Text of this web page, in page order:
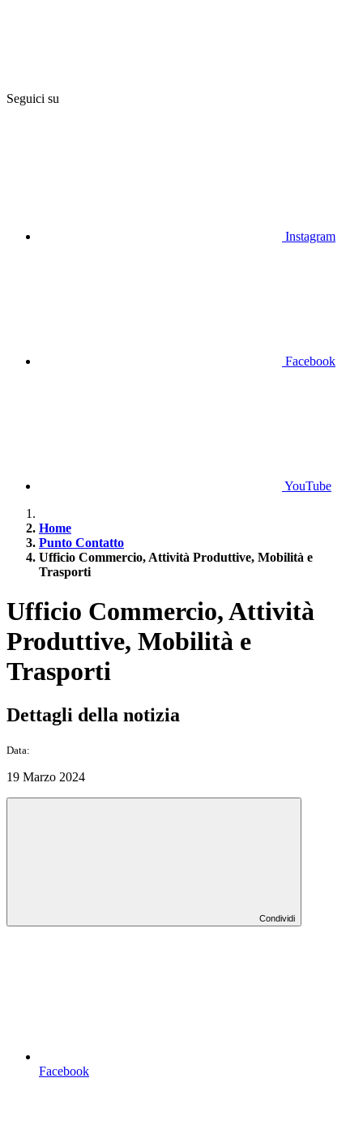
Seguici su
Instagram
Facebook
YouTube
Home
Punto Contatto
Ufficio Commercio, Attività Produttive, Mobilità e
Trasporti
Ufficio Commercio, Attività
Produttive, Mobilità e
Trasporti
Dettagli della notizia
Data:
19 Marzo 2024
Condividi
Facebook